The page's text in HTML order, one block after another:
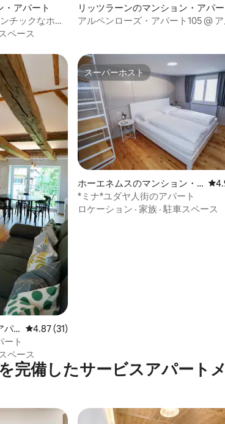
・アパート
チックなホリ
ペース
リッツラーンのマンション・アパー
アルペンローズ・アパート105 @ ア
評価
パ
レビュー31件、5つ星中4.87つ星の平均評価
4.87 (31)
ート
ペース
スーパーホスト
スーパーホスト
ホーエネムスのマンション・
アパート
レ
*ミナ*ユダヤ人街のアパート
ロケーション · 家族 ·駐車スペース
完備したサービスアパート